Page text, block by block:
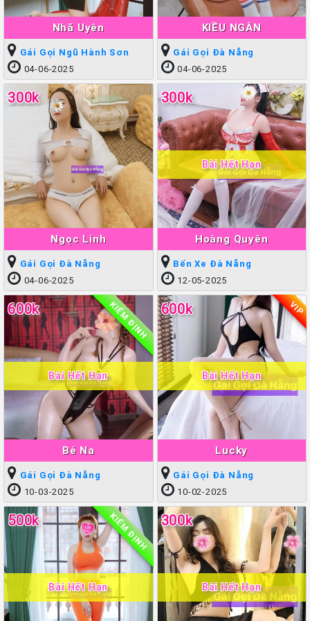
Nhã Uyên
Gái Gọi Ngũ Hành Sơn
04-06-2025
KIỀU NGÂN
Gái Gọi Đà Nẵng
04-06-2025
Ngọc Linh
300k
Gái Gọi Đà Nẵng
04-06-2025
Hoàng Quyên
300k
Bài Hết Hạn
Bến Xe Đà Nẵng
12-05-2025
Bé Na
600k KIỂM ĐỊNH
Bài Hết Hạn
Gái Gọi Đà Nẵng
10-03-2025
Lucky
600k VIP
Bài Hết Hạn
Gái Gọi Đà Nẵng
10-02-2025
500k KIỂM ĐỊNH
Bài Hết Hạn
300k
Bài Hết Hạn